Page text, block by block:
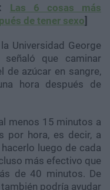
Las 6 cosas más
de tener sexo]
Universidad George
señaló que caminar
de azúcar en sangre,
hora después de
menos 15 minutos a
por hora, es decir, a
luego de cada
más efectivo que
de 40 minutos. De
podría ayudar